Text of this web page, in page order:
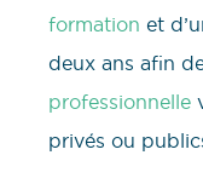
formation et
deux ans afin
professionnelle
privés ou